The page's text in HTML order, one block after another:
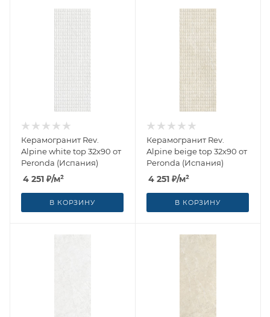
Керамогранит Rev.
Alpine white top 32x90 от
Peronda (Испания)
4 251 ₽/м²
В КОРЗИНУ
Керамогранит Rev.
Alpine beige top 32x90 от
Peronda (Испания)
4 251 ₽/м²
В КОРЗИНУ